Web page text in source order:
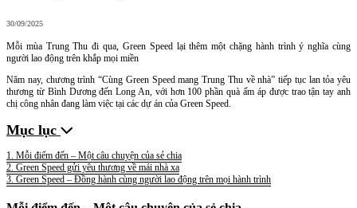
30/09/2025
Mỗi mùa Trung Thu đi qua, Green Speed lại thêm một chặng hành trình ý nghĩa cùng
người lao động trên khắp mọi miền
Năm nay, chương trình “Cùng Green Speed mang Trung Thu về nhà” tiếp tục lan tỏa yêu
thương từ Bình Dương đến Long An, với hơn 100 phần quà ấm áp được trao tận tay anh
chị công nhân đang làm việc tại các dự án của Green Speed.
Mục lục
1. Mỗi điểm đến – Một câu chuyện của sẻ chia
2. Green Speed gửi yêu thương về mái nhà xa
3. Green Speed – Đồng hành cùng người lao động trên mọi hành trình